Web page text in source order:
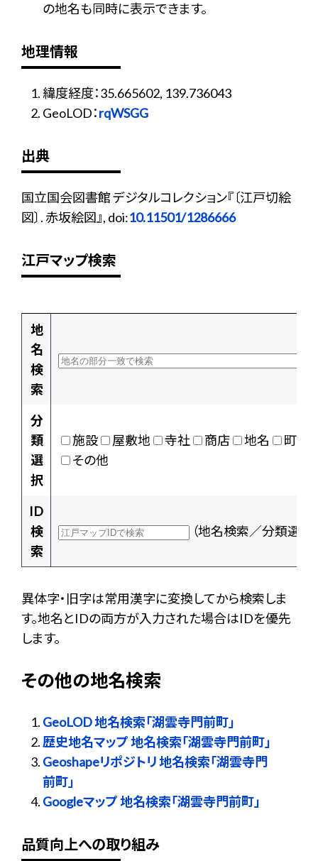
の地名も同時に表示できます。
地理情報
緯度経度：35.665602, 139.736043
GeoLOD：rqWSGG
出典
国立国会図書館 デジタルコレクション『〔江戸切絵
図〕. 赤坂絵図』, doi:10.11501/1286666
江戸マップ検索
地
名
検
索
分
類
選
択
施設 屋敷地 寺社 商店 地名
町村
その他
ID
検
索
（地名検索／分類選択
異体字・旧字は常用漢字に変換してから検索しま
す。地名とIDの両方が入力された場合はIDを優先
します。
その他の地名検索
GeoLOD 地名検索「湖雲寺門前町」
歴史地名マップ 地名検索「湖雲寺門前町」
Geoshapeリポジトリ 地名検索「湖雲寺門
前町」
Googleマップ 地名検索「湖雲寺門前町」
品質向上への取り組み